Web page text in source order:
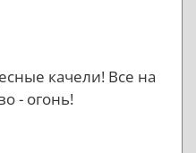
качели! Все на
- огонь!